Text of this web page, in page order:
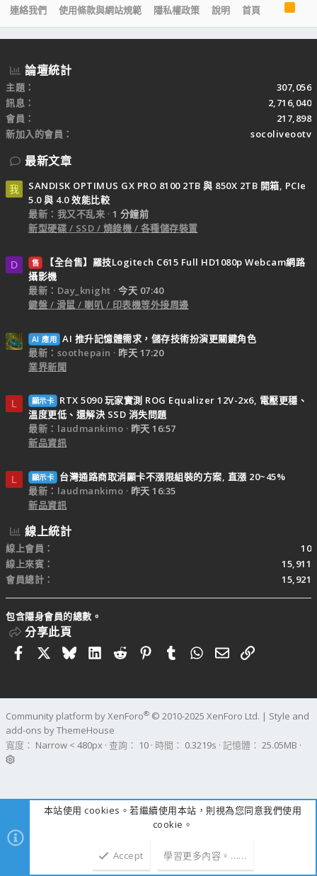
連絡我們
使用條款與網站規範 隱私權政策 說明 首頁
R
S
S
論壇統計
主題
307,056
訊息
2,716,040
會員
217,898
新加入的會員
socoliveootv
最新文章
我
SANDISK OPTIMUS GX PRO 8100 2TB 與 850X 2TB 開箱, PCIe
5.0 與 4.0 效能比較
最新：我又不乱来
1 分鐘前
新型硬碟 / SSD / 燒錄機 / 各種儲存裝置
D 售
【全台售】羅技Logitech C615 Full HD1080p Webcam網路
攝影機
最新：Day_knight
今天 07:40
鍵盤 / 滑鼠 / 喇叭 / 印表機等外接周邊
AI 應用 AI 推升記憶體需求，儲存技術扮演更關鍵角色
最新：soothepain
昨天 17:20
業界新聞
L 顯示卡
RTX 5090 玩家實測 ROG Equalizer 12V-2x6, 電壓更穩、
溫度更低、還解決 SSD 消失問題
最新：laudmankimo
昨天 16:57
新品資訊
L 顯示卡
台灣通路商取消顯卡不漲限組裝的方案, 直漲 20~45%
最新：laudmankimo
昨天 16:35
新品資訊
線上統計
線上會員
10
線上來賓
15,911
會員總計
15,921
包含隱身會員的總數。
分享此頁
FacebookBlueskyLinkedIn
RedditPinterestTumblrWhatsApp
電子郵件
連結
Community platform by XenForo® © 2010-2025 XenForo Ltd. | Style and
add-ons by ThemeHouse
寬度
查詢 10 時間 0.3219s 記憶體 25.05MB
本站使用 cookies。若繼續使用本站，則視為您同意我們使用
cookie。
Accept 學習更多內容。……